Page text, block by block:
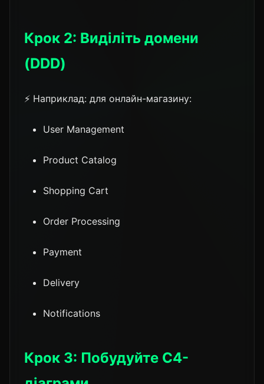
Крок 2: Виділіть домени
(DDD)
⚡ Наприклад: для онлайн-магазину:
User Management
Product Catalog
Shopping Cart
Order Processing
Payment
Delivery
Notifications
Крок 3: Побудуйте C4-